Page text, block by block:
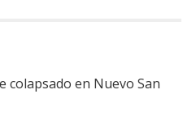
colapsado en Nuevo San